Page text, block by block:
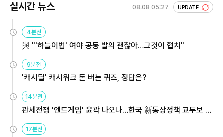
실시간 뉴스 08.08 05:27 UPDATE
4분전
與 "'하늘이법' 여야 공동 발의 괜찮아…그것이 협치"
9분전
'캐시딜' 캐시워크 돈 버는 퀴즈, 정답은?
14분전
관세전쟁 '엔드게임' 윤곽 나오나…한국 新통상정책 교두보 활
용해야
17분전